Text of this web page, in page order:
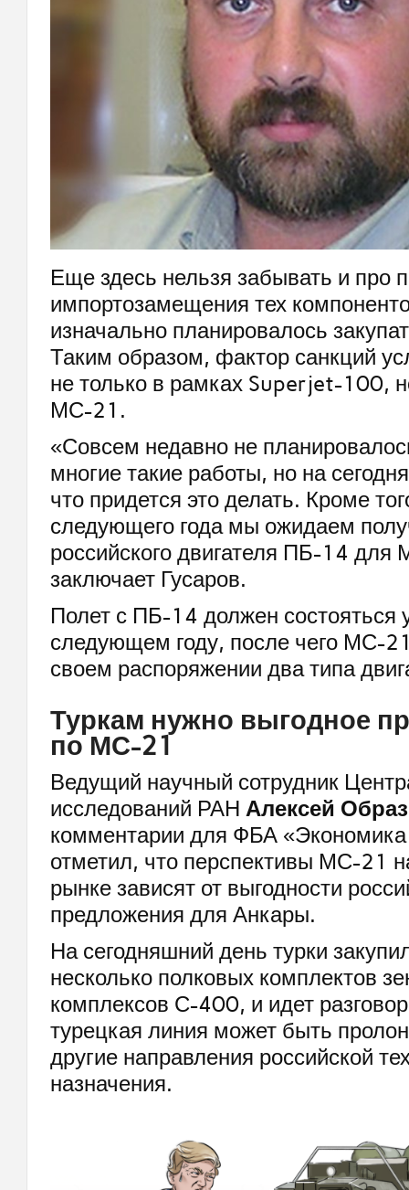
Еще здесь нельзя забывать и про
импортозамещения тех
изначально планировалось
Таким образом, фактор санкций
не только в рамках Superjet-100,
МС-21.
«Совсем недавно не
многие такие работы, но на
что придется это делать. Кроме
следующего года мы ожидаем
российского двигателя ПБ-14
заключает Гусаров.
Полет с ПБ-14 должен состояться
следующем году, после чего МС-
своем распоряжении два типа
Туркам нужно выгодное
по МС-21
Ведущий научный сотрудник
исследований РАН Алексей
комментарии для ФБА «Экономика
отметил, что перспективы МС-21
рынке зависят от выгодности
предложения для Анкары.
На сегодняшний день турки
несколько полковых комплектов
комплексов С-400, и идет
турецкая линия может быть
другие направления российской
назначения.